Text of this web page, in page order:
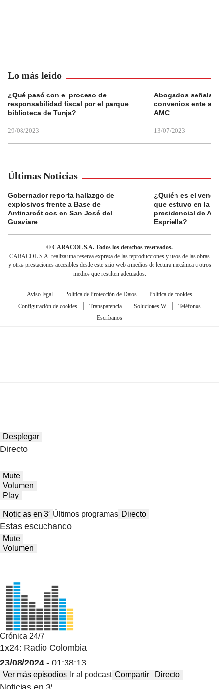
Lo más leído
¿Qué pasó con el proceso de
responsabilidad fiscal por el parque
biblioteca de Tunja?
29/08/2023
Abogados
convenios ente
AMC
13/07/2023
Últimas Noticias
Gobernador reporta hallazgo de
explosivos frente a Base de
Antinarcóticos en San José del
Guaviare
¿Quién es el
que estuvo en la
presidencial de
Espriella?
© CARACOL S.A. Todos los derechos reservados.
CARACOL S.A. realiza una reserva expresa de las reproducciones y usos de las obras
y otras prestaciones accesibles desde este sitio web a medios de lectura mecánica u otros
medios que resulten adecuados.
Aviso legal Política de Protección de Datos
Política de cookies
Configuración de cookies
Transparencia Soluciones W
Teléfonos
Escríbanos
Desplegar
Directo
Mute
Volumen
Play
Noticias en 3′ Últimos programas Directo
Estas escuchando
Mute
Volumen
Crónica 24/7
1x24: Radio Colombia
23/08/2024 - 01:38:13
Ver más episodios Ir al podcast Compartir Directo
Noticias en 3′